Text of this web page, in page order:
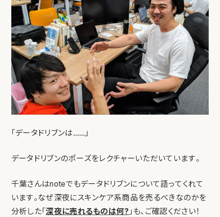
「データドリブンは……」
データドリブンのポーズをレクチャーいただいています。
千葉さんはnoteでもデータドリブンについて語ってくれて
います。なぜ深夜にスキンケア系商品を売るべきなのかを
分析した「深夜に売れるものは何? 」も、ご確認ください！